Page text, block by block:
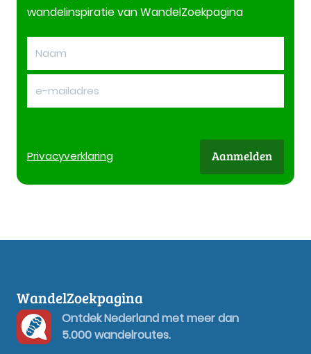
wandelinspiratie van WandelZoekpagina
Privacyverklaring Aanmelden
WandelZoekpagina
Ontdek Nederland met meer dan
5.000 wandelroutes.